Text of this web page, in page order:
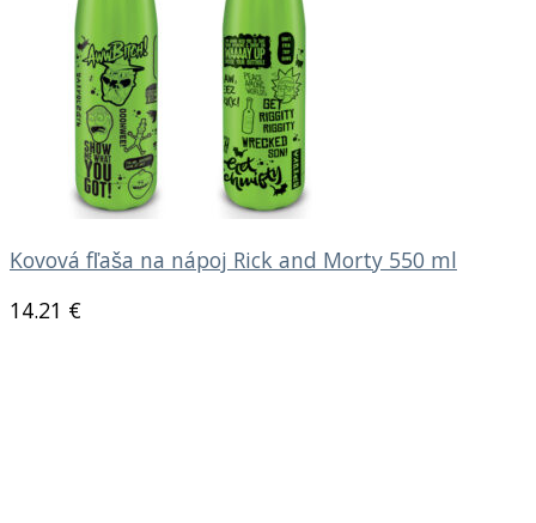
Kovová fľaša na nápoj Rick and Morty 550 ml
14.21 €